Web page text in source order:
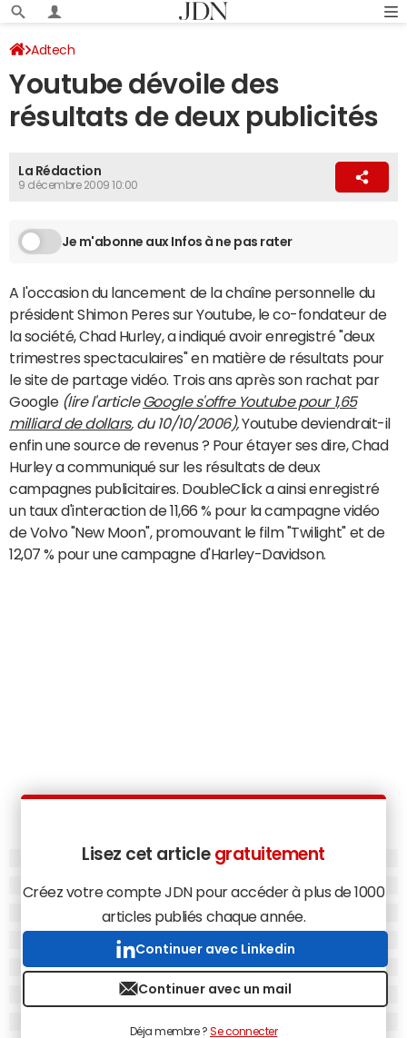
Adtech
Youtube dévoile des
résultats de deux publicités
La Rédaction
9 décembre 2009 10:00
Je m'abonne aux Infos à ne pas rater
A l'occasion du lancement de la chaîne personnelle du
président Shimon Peres sur Youtube, le co-fondateur de
la société, Chad Hurley, a indiqué avoir enregistré "deux
trimestres spectaculaires" en matière de résultats pour
le site de partage vidéo. Trois ans après son rachat par
Google (lire l'article Google s'offre Youtube pour 1,65
milliard de dollars, du 10/10/2006),Youtube deviendrait-il
enfin une source de revenus ? Pour étayer ses dire, Chad
Hurley a communiqué sur les résultats de deux
campagnes publicitaires. DoubleClick a ainsi enregistré
un taux d'interaction de 11,66 % pour la campagne vidéo
de Volvo "New Moon", promouvant le film "Twilight" et de
12,07 % pour une campagne d'Harley-Davidson.
Lisez cet article gratuitement
Créez votre compte JDN pour accéder à plus de 1000
articles publiés chaque année.
Continuer avec Linkedin
Continuer avec un mail
Déja membre ?Se connecter